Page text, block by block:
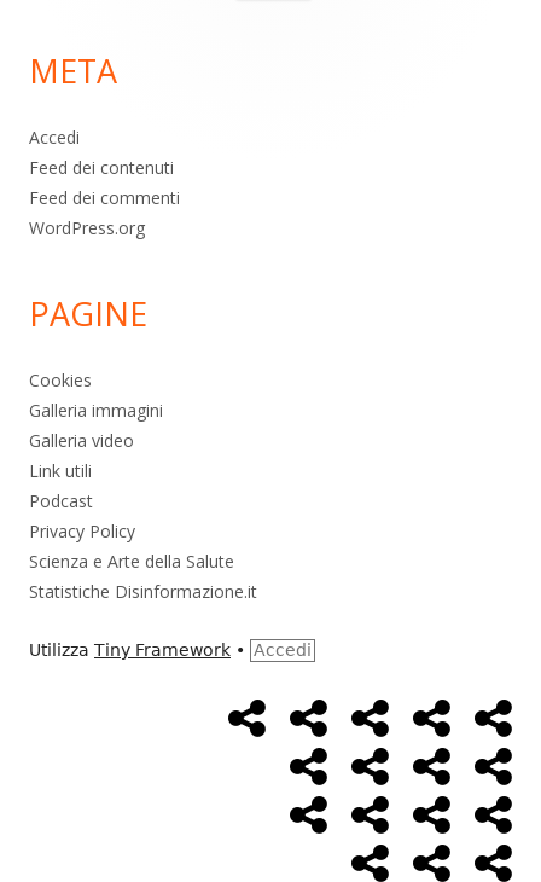
pagina
META
Accedi
Feed dei contenuti
Feed dei commenti
WordPress.org
PAGINE
Cookies
Galleria immagini
Galleria video
Link utili
Podcast
Privacy Policy
Scienza e Arte della Salute
Statistiche Disinformazione.it
Utilizza Tiny Framework • Accedi
MenùHome
Page
Alimentazione
AmbienteBambini
Cancro ControlloEconomia
FarmaciMassoneriaNWO
Salute Storia